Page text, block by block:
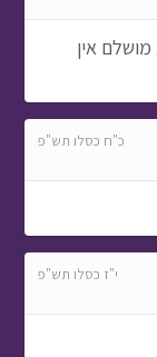
אין
כ"ח כסלו תש"פ
י"ז כסלו תש"פ